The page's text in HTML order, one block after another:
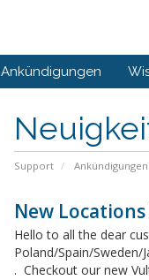
Ankündigungen
Support Ankündigungen
New
Hello to all the dear
Poland/Spain/
. Checkout our new